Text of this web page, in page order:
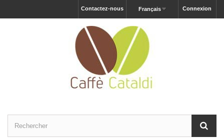
Connexion
Français
Contactez-nous